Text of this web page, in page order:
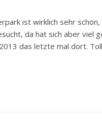
ist wirklich sehr schön,
da hat sich aber viel
das letzte mal dort.